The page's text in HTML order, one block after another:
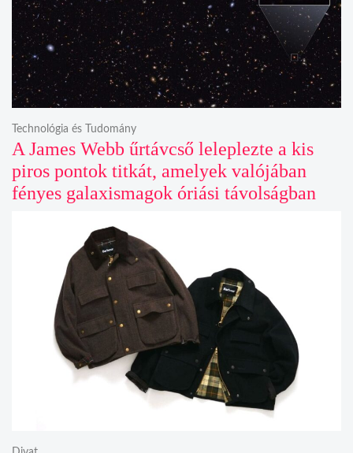
A James Webb űrtávcső leleplezte a kis
piros pontok titkát, amelyek valójában
fényes galaxismagok óriási távolságban
Technológia és Tudomány